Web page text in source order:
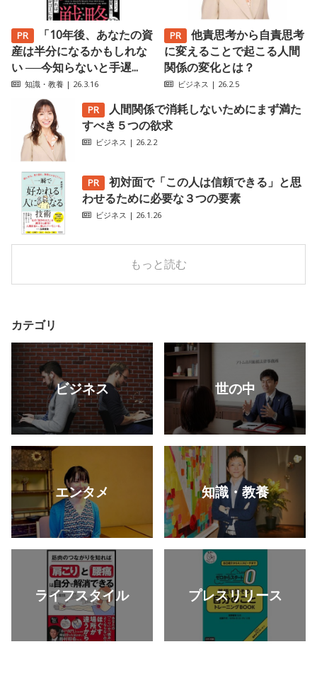
「10年後、あなたの資
産は半分になるかもしれな
い ──今知らないと手遅...
知識・教養 | 26.3.16
他責思考から自責思考
に変えることで起こる人間
関係の変化とは？
ビジネス | 26.2.5
人間関係で消耗しないためにまず満た
すべき５つの欲求
ビジネス | 26.2.2
初対面で「この人は信頼できる」と思
わせるために必要な３つの要素
ビジネス | 26.1.26
もっと読む
カテゴリ
ビジネス 世の中
エンタメ 知識・教養
ライフスタイル プレスリリース